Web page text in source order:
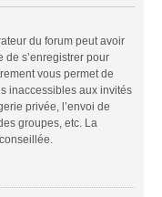
du forum peut avoir
de s’enregistrer pour
vous permet de
inaccessibles aux invités
privée, l’envoi de
groupes, etc. La